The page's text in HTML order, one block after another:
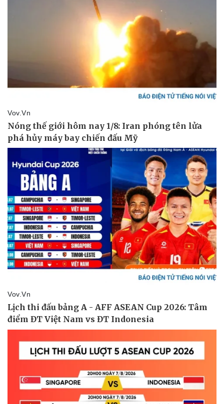
Sức khỏe
Dinh dưỡng - món ngon
Cây thuốc
Nam khoa
Làm đẹp - giảm cân
Ăn sạch sống khỏe
Nhà đẹp
Blog